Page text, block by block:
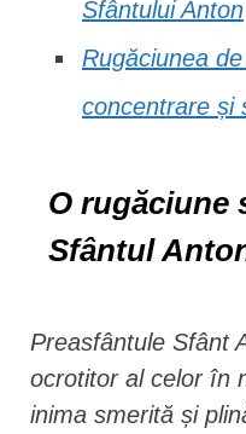
Sfântului Anton
Rugăciunea
concentrare și
O rugăciune
Sfântul
Preasfântule Sfânt
ocrotitor al celor în
inima smerită și